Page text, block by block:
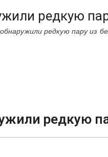
редкую
редкую пару из
редкую